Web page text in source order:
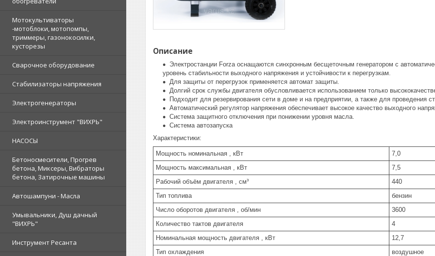
Мотокультиваторы
-мотоблоки, мотопомпы,
триммеры, газонокосилки,
кусторезы
Сварочное оборудование
Стабилизаторы напряжения
Электрогенераторы
Электроинструмент "ВИХРЬ"
НАСОСЫ
Бетоносмесители, Прогрев
бетона, Миксеры, Вибраторы
бетона, Затирочные машины
Автошампуни - Масла
Умывальники, Душ дачный
"ВИХРЬ"
Инструмент Ресанта
Описание
Электростанции Forza оснащаются синхронным беcщеточным генератором с
уровень стабильности выходного напряжения и устойчивости к перегрузкам.
Для защиты от перегрузок применяется автомат защиты.
Долгий срок службы двигателя обусловливается использованием только
Подходит для резервирования сети в доме и на предприятии, а также для проведения
Автоматический регулятор напряжения обеспечивает высокое качество выходного
Система защитного отключения при понижении уровня масла.
Система автозапуска
Характеристики:
Мощность номинальная , кВт
7,0
Мощность максимальная , кВт
7,5
Рабочий объём двигателя , см³
440
Тип топлива
бензин
Число оборотов двигателя , об/мин
3600
Количество тактов двигателя
4
Номинальная мощность двигателя , кВт
12,7
Тип охлаждения
воздушное